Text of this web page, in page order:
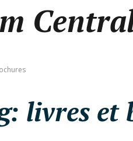
livres et